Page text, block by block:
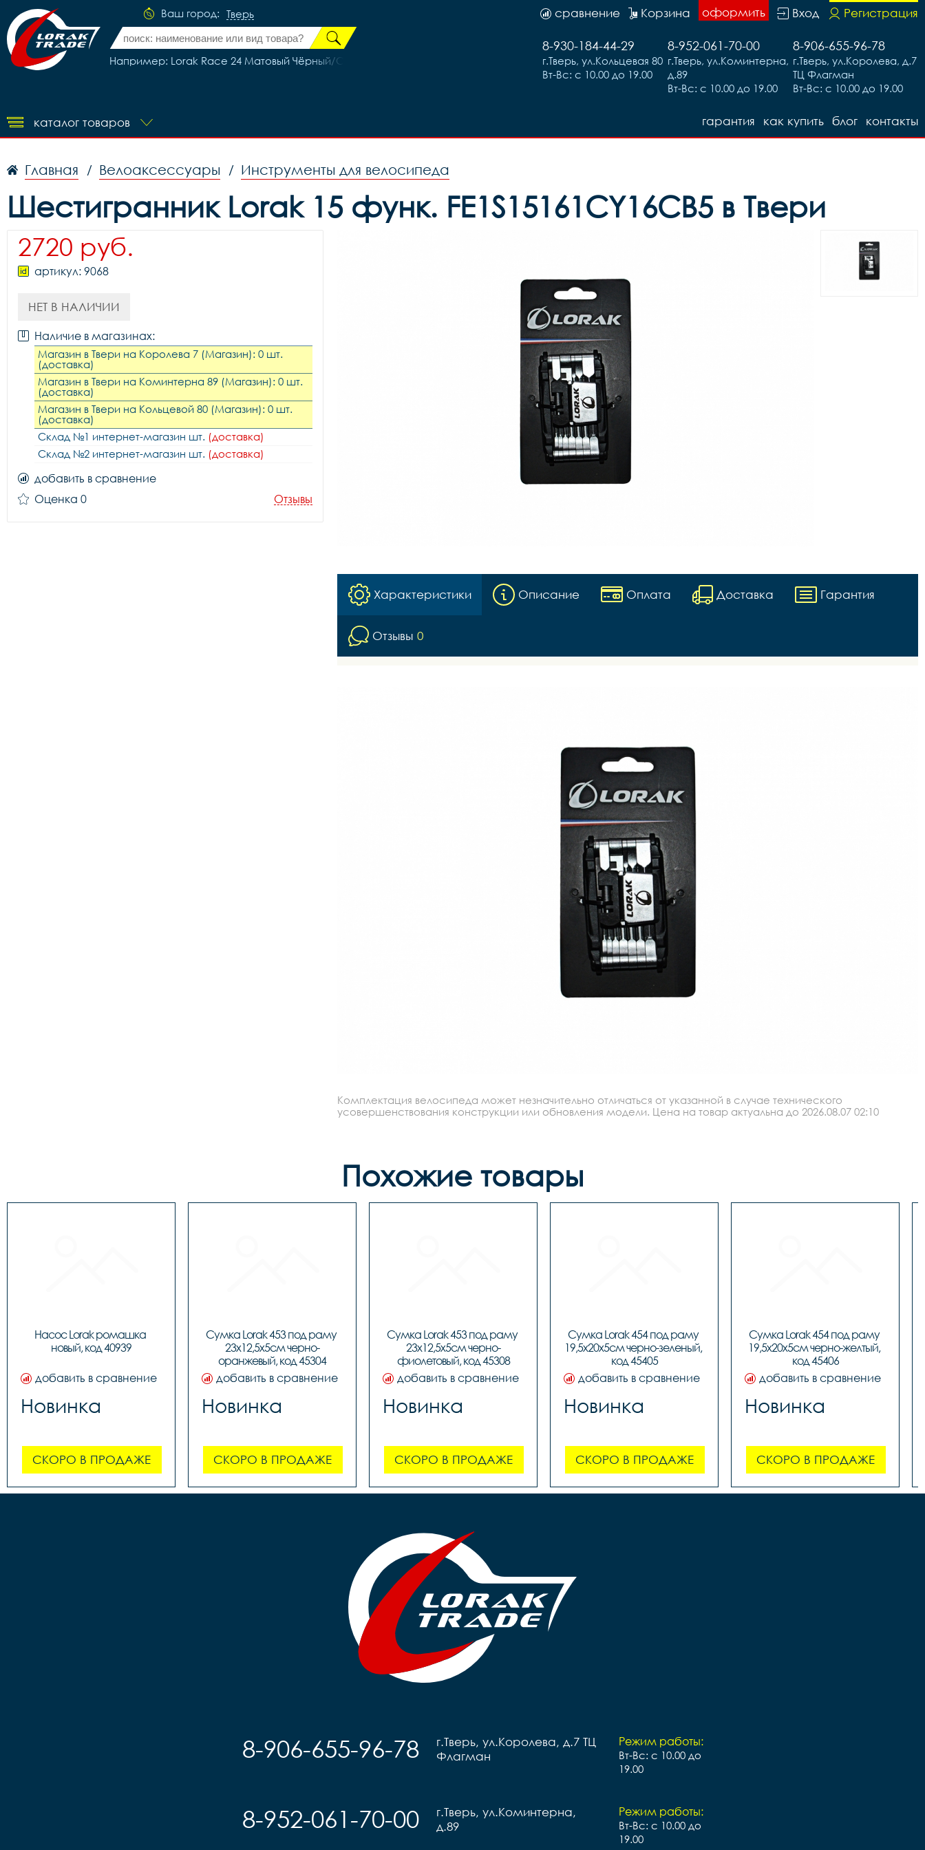
Ваш город: Тверь
Например: Lorak Race 24 Матовый Чёрный/Синий
Регистрация
Вход
оформить
Корзина
сравнение
8-906-655-96-78
г.Тверь, ул.Королева, д.7
ТЦ Флагман
Вт-Вс: с 10.00 до 19.00
8-952-061-70-00
г.Тверь, ул.Коминтерна,
д.89
Вт-Вс: с 10.00 до 19.00
8-930-184-44-29
г.Тверь, ул.Кольцевая 80
Вт-Вс: с 10.00 до 19.00
каталог товаров контакты
блог
как купить
гарантия
Главная / Велоаксессуары / Инструменты для велосипеда
Шестигранник Lorak 15 функ. FE1S15161CY16CB5 в Твери
2720 руб.
артикул: 9068
НЕТ В НАЛИЧИИ
Наличие в магазинах:
Магазин в Твери на Королева 7 (Магазин): 0 шт.
(доставка)
Магазин в Твери на Коминтерна 89 (Магазин): 0 шт.
(доставка)
Магазин в Твери на Кольцевой 80 (Магазин): 0 шт.
(доставка)
Склад №1 интернет-магазин шт. (доставка)
Склад №2 интернет-магазин шт. (доставка)
добавить в сравнение
Оценка 0
Отзывы
Характеристики Описание Оплата Доставка Гарантия
Отзывы 0
Комплектация велосипеда может незначительно отличаться от указанной в случае технического
усовершенствования конструкции или обновления модели. Цена на товар актуальна до 2026.08.07 02:10
Похожие товары
Насос Lorak ромашка
новый, код 40939
добавить в сравнение
Новинка
СКОРО В ПРОДАЖЕ
Сумка Lorak 453 под раму
23х12,5х5см черно-
оранжевый, код 45304
добавить в сравнение
Новинка
СКОРО В ПРОДАЖЕ
Сумка Lorak 453 под раму
23х12,5х5см черно-
фиолетовый, код 45308
добавить в сравнение
Новинка
СКОРО В ПРОДАЖЕ
Сумка Lorak 454 под раму
19,5х20х5см черно-зеленый,
код 45405
добавить в сравнение
Новинка
СКОРО В ПРОДАЖЕ
Сумка Lorak 454 под раму
19,5х20х5см черно-желтый,
код 45406
добавить в сравнение
Новинка
СКОРО В ПРОДАЖЕ
Режим работы:
Вт-Вс: с 10.00 до
19.00
г.Тверь, ул.Королева, д.7 ТЦ
Флагман
8-906-655-96-78
Режим работы:
Вт-Вс: с 10.00 до
19.00
г.Тверь, ул.Коминтерна,
д.89
8-952-061-70-00